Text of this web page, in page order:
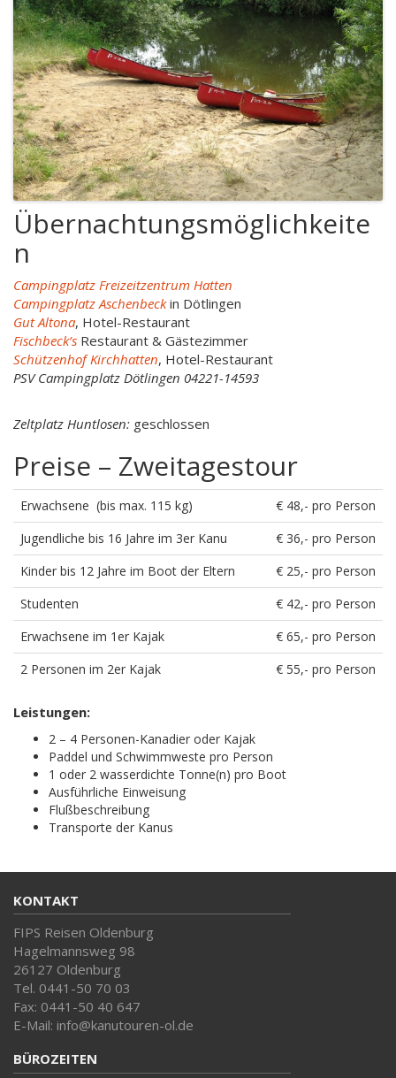
Übernachtungsmöglichkeite
n
Campingplatz Freizeitzentrum Hatten
Campingplatz Aschenbeckin Dötlingen
Gut Altona, Hotel-Restaurant
Fischbeck’s Restaurant & Gästezimmer
Schützenhof Kirchhatten, Hotel-Restaurant
PSV Campingplatz Dötlingen 04221-14593
Zeltplatz Huntlosen: geschlossen
Preise – Zweitagestour
Erwachsene (bis max. 115 kg)
€ 48,- pro Person
Jugendliche bis 16 Jahre im 3er Kanu
€ 36,- pro Person
Kinder bis 12 Jahre im Boot der Eltern
€ 25,- pro Person
Studenten
€ 42,- pro Person
Erwachsene im 1er Kajak
€ 65,- pro Person
2 Personen im 2er Kajak
€ 55,- pro Person
Leistungen:
2 – 4 Personen-Kanadier oder Kajak
Paddel und Schwimmweste pro Person
1 oder 2 wasserdichte Tonne(n) pro Boot
Ausführliche Einweisung
Flußbeschreibung
Transporte der Kanus
KONTAKT
FIPS Reisen Oldenburg
Hagelmannsweg 98
26127 Oldenburg
Tel. 0441-50 70 03
Fax: 0441-50 40 647
E-Mail: info@kanutouren-ol.de
BÜROZEITEN